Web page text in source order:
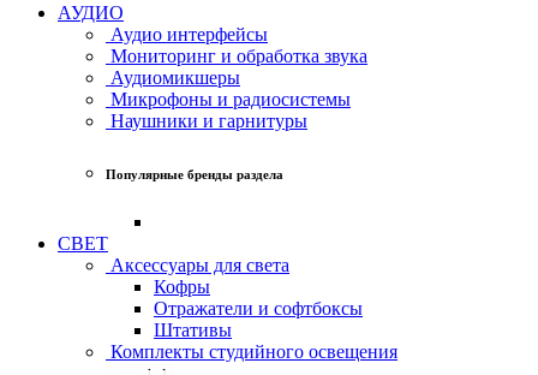
АУДИО
Аудио интерфейсы
Мониторинг и обработка звука
Аудиомикшеры
Микрофоны и радиосистемы
Наушники и гарнитуры
Популярные бренды раздела
СВЕТ
Аксессуары для света
Кофры
Отражатели и софтбоксы
Штативы
Комплекты студийного освещения